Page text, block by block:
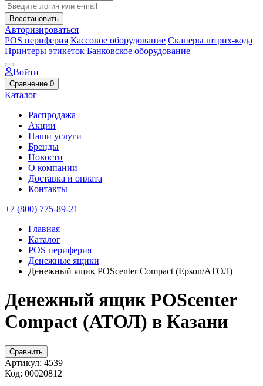
Восстановить
Авторизироваться
POS периферия Кассовое оборудование Сканеры штрих-кода
Принтеры этикеток Банковское оборудование
Войти
Сравнение 0
Каталог
Распродажа
Акции
Наши услуги
Бренды
Новости
О компании
Доставка и оплата
Контакты
+7 (800) 775-89-21
Главная
Каталог
POS периферия
Денежные ящики
Денежный ящик POScenter Compact (Epson/АТОЛ)
Денежный ящик POScenter
Compact (АТОЛ) в Казани
Сравнить
Артикул: 4539
Код: 00020812